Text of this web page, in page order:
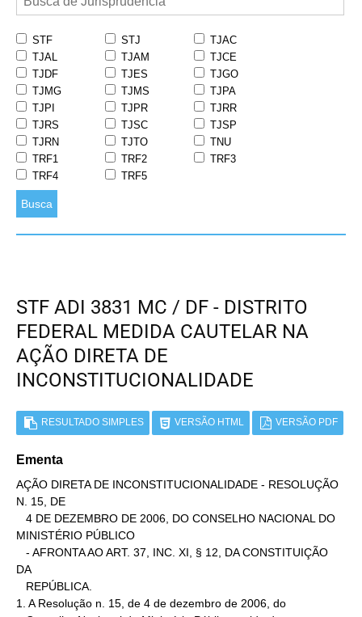
STF STJ
TJAC
TJAL
TJAM
TJCE
TJDF
TJES
TJGO
TJMG
TJMS
TJPA
TJPI
TJPR
TJRR
TJRS
TJSC
TJSP
TJRN
TJTO
TNU
TRF1
TRF2
TRF3
TRF4
TRF5
Busca
STF ADI 3831 MC / DF - DISTRITO
FEDERAL MEDIDA CAUTELAR NA
AÇÃO DIRETA DE
INCONSTITUCIONALIDADE
RESULTADO SIMPLES VERSÃO HTML VERSÃO PDF
Ementa
AÇÃO DIRETA DE INCONSTITUCIONALIDADE - RESOLUÇÃO
N. 15, DE
MINISTÉRIO PÚBLICO
DA
1. A Resolução n. 15, de 4 de dezembro de 2006, do